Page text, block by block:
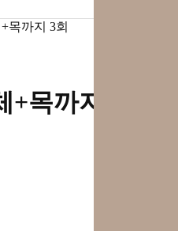
목까지 3회
목까지 3회